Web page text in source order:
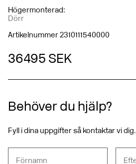
Högermonterad:
Dörr
Artikelnummer 2310111540000
36 495 SEK
Behöver du hjälp?
Fyll i dina uppgifter så kontaktar vi dig.